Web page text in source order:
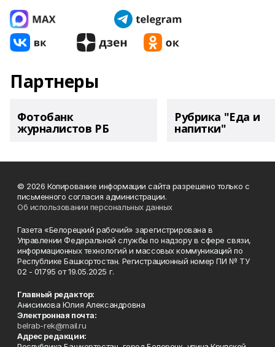
Партнеры
Фотобанк
журналистов РБ
Рубрика "Еда и
напитки"
© 2026 Копирование информации сайта разрешено только с
письменного согласия администрации.
Об использовании персональных данных
Газета «Белорецкий рабочий» зарегистрирована в
Управлении Федеральной службы по надзору в сфере связи,
информационных технологий и массовых коммуникаций по
Республике Башкортостан. Регистрационный номер ПИ № ТУ
02 - 01795 от 19.05.2025 г.
Главный редактор:
Анисимова Юлия Александровна
Электронная почта:
belrab-rek@mail.ru
Адрес редакции: